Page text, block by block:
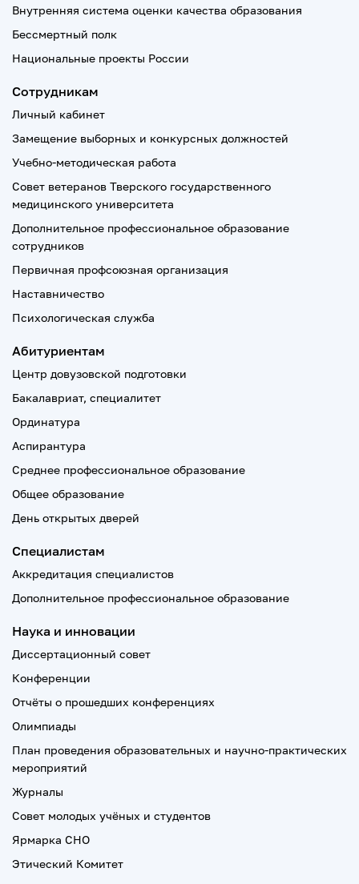
Внутренняя система оценки качества образования
Бессмертный полк
Национальные проекты России
Сотрудникам
Личный кабинет
Замещение выборных и конкурсных должностей
Учебно-методическая работа
Совет ветеранов Тверского государственного
медицинского университета
Дополнительное профессиональное образование
сотрудников
Первичная профсоюзная организация
Наставничество
Психологическая служба
Абитуриентам
Центр довузовской подготовки
Бакалавриат, специалитет
Ординатура
Аспирантура
Среднее профессиональное образование
Общее образование
День открытых дверей
Специалистам
Аккредитация специалистов
Дополнительное профессиональное образование
Наука и инновации
Диссертационный совет
Конференции
Отчёты о прошедших конференциях
Олимпиады
План проведения образовательных и научно-практических
мероприятий
Журналы
Совет молодых учёных и студентов
Ярмарка СНО
Этический Комитет